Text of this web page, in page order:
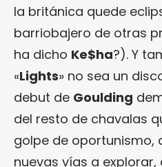
la británica quede
barriobajero de otras
ha dicho Ke$ha?). Y
«Lights» no sea un
debut de Goulding
del resto de chavalas
golpe de oportunismo,
nuevas vías a